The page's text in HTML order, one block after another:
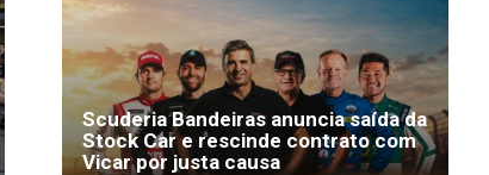
Scuderia Bandeiras anuncia saída da
Stock Car e rescinde contrato com
Vicar por justa causa